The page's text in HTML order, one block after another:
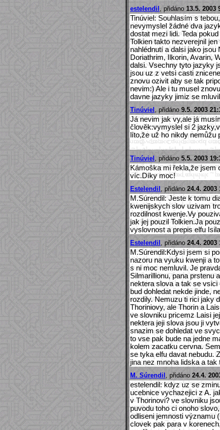
estelendil , přidáno 13.5. 2003
Tinúviel: Souhlasím s
nevymyslel žádné dva
dostat mezi lidi. Teda
Tolkien takto nezverejnil
nahlédnutí a dalsi jako jsou
Doriathrim, Ilkorin, Avarin,
dalsi. Vsechny tyto jazyky
jsou uz z vetsi casti
znovu ozivit aby se tak
nevim:) Ale i tu musel
davne jazyky jimiz se
Tinúviel , přidáno 9.5. 2003
Já nevim jak vy,ale já
člověk:vymyslel si 2
líto,že už ho nikdy nemůžu
Tinúviel , přidáno 5.5. 2003
Kámoška mi řekla,že jsem
víc.Díky moc!
Estelendil , přidáno 24.4. 2003
M.Súrendil: Jeste k tomu
kwenijskych slov uzivam
rozdilnost kwenje.Vy
jak jej pouzil Tolkien.Ja
vyslovnost a prepis elfu
Estelendil , přidáno 24.4. 2003
M.Súrendil:Kdysi jsem si
nazoru na vyuku kwenji a
s ni moc nemluvil. Je
Silmarillionu, pana prstenu
nektera slova a tak se
bud dohledat nekde jinde,
rozdily. Nemuzu ti rici jaky
Thoriniovy, ale Thorin a
ve slovniku pricemz Laisi
nektera jeji slova jsou ji
snazim se dohledat ve
to vse pak bude na jedne
kolem zacatku cervna.
se tyka elfu davat nebudu.
jina nez mnoha lidska a tak
M. Súrendil , přidáno 24.4.
estelendil: kdyz uz se
ucebnice vychazejici z A.
v Thorinovi? ve slovniku
puvodu toho ci onoho
odliseni jemnosti významu
clovek pak para v